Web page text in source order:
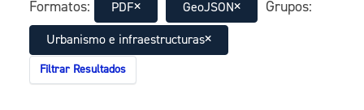
Formatos: PDF GeoJSON Grupos:
Urbanismo e infraestructuras
Filtrar Resultados